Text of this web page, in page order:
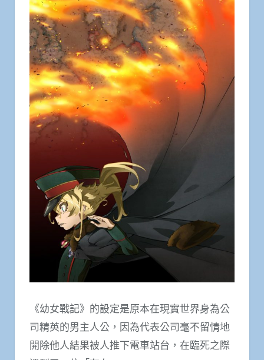
《幼女戰記》的設定是原本在現實世界身為公
司精英的男主人公，因為代表公司毫不留情地
開除他人結果被人推下電車站台，在臨死之際